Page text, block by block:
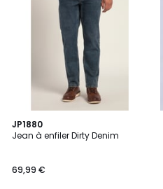
JP1880
Jean à enfiler Dirty Denim
69,99 €
4,9
/ 5
3
Couleurs